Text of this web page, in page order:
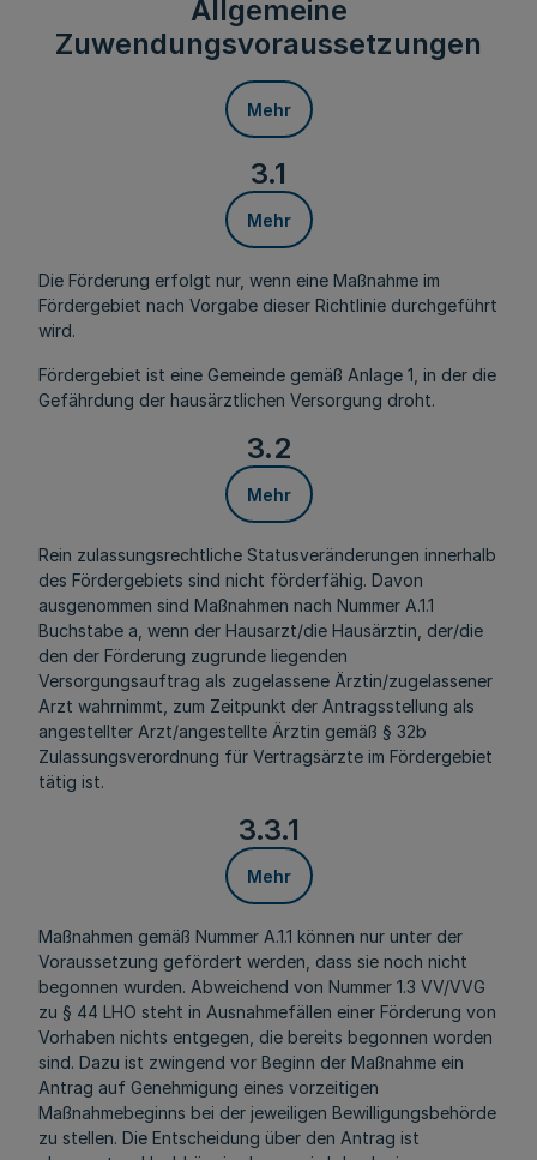
Allgemeine
Zuwendungsvoraussetzungen
Mehr
3.1
Mehr
Die Förderung erfolgt nur, wenn eine Maßnahme im
Fördergebiet nach Vorgabe dieser Richtlinie durchgeführt
wird.
Fördergebiet ist eine Gemeinde gemäß Anlage 1, in der die
Gefährdung der hausärztlichen Versorgung droht.
3.2
Mehr
Rein zulassungsrechtliche Statusveränderungen innerhalb
des Fördergebiets sind nicht förderfähig. Davon
ausgenommen sind Maßnahmen nach Nummer A.1.1
Buchstabe a, wenn der Hausarzt/die Hausärztin, der/die
den der Förderung zugrunde liegenden
Versorgungsauftrag als zugelassene Ärztin/zugelassener
Arzt wahrnimmt, zum Zeitpunkt der Antragsstellung als
angestellter Arzt/angestellte Ärztin gemäß § 32b
Zulassungsverordnung für Vertragsärzte im Fördergebiet
tätig ist.
3.3.1
Mehr
Maßnahmen gemäß Nummer A.1.1 können nur unter der
Voraussetzung gefördert werden, dass sie noch nicht
begonnen wurden. Abweichend von Nummer 1.3 VV/VVG
zu § 44 LHO steht in Ausnahmefällen einer Förderung von
Vorhaben nichts entgegen, die bereits begonnen worden
sind. Dazu ist zwingend vor Beginn der Maßnahme ein
Antrag auf Genehmigung eines vorzeitigen
Maßnahmebeginns bei der jeweiligen Bewilligungsbehörde
zu stellen. Die Entscheidung über den Antrag ist